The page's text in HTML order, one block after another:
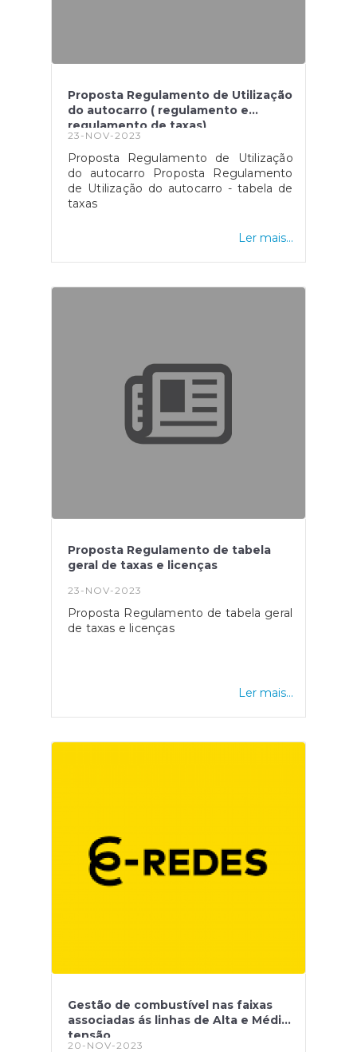
Proposta Regulamento de Utilização
do autocarro ( regulamento e
regulamento de taxas)
23-NOV-2023
Proposta Regulamento de Utilização
do autocarro Proposta Regulamento
de Utilização do autocarro - tabela de
taxas
Ler mais...
Proposta Regulamento de tabela
geral de taxas e licenças
23-NOV-2023
Proposta Regulamento de tabela geral
de taxas e licenças
Ler mais...
Gestão de combustível nas faixas
associadas ás linhas de Alta e Média
tensão
20-NOV-2023